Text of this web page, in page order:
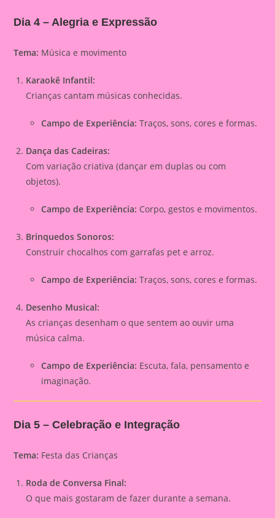
Dia 4 – Alegria e Expressão
Tema: Música e movimento
Karaokê Infantil:
Crianças cantam músicas conhecidas.
Campo de Experiência: Traços, sons, cores e formas.
Dança das Cadeiras:
Com variação criativa (dançar em duplas ou com
objetos).
Campo de Experiência: Corpo, gestos e movimentos.
Brinquedos Sonoros:
Construir chocalhos com garrafas pet e arroz.
Campo de Experiência: Traços, sons, cores e formas.
Desenho Musical:
As crianças desenham o que sentem ao ouvir uma
música calma.
Campo de Experiência: Escuta, fala, pensamento e
imaginação.
Dia 5 – Celebração e Integração
Tema: Festa das Crianças
Roda de Conversa Final:
O que mais gostaram de fazer durante a semana.